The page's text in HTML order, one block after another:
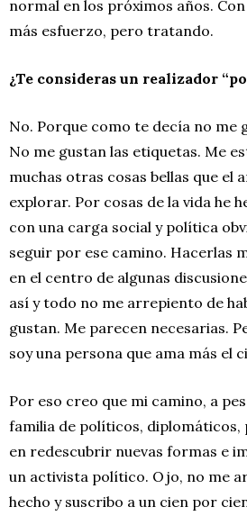
normal en los próximos años.
más esfuerzo, pero tratando.
¿Te consideras un realizador
No. Porque como te decía no me
No me gustan las etiquetas. Me
muchas otras cosas bellas que el
explorar. Por cosas de la vida he
con una carga social y política
seguir por ese camino. Hacerlas
en el centro de algunas
así y todo no me arrepiento de
gustan. Me parecen necesarias.
soy una persona que ama más el
Por eso creo que mi camino, a
familia de políticos, diplomáticos,
en redescubrir nuevas formas e
un activista político. Ojo, no me
hecho y suscribo a un cien por